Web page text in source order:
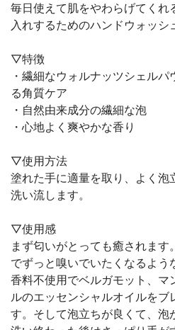
毎日使えて肌をやわらげてくれ
入れするためのハンドウォッシ
▽特徴
・繊細なウォルナッツシェル
る角質ケア
・自然由来成分の繊細な泡
・心地よく爽やかな香り
▽使用方法
塗れた手に適量を取り、よく泡
洗い流します。
▽使用感
まず匂いがとっても癒されま
でずっと嗅いでいたくなるよ
香料不使用でベルガモット、マ
ルのエッセンシャルオイルをブ
す。そして泡立ちが良くて、泡